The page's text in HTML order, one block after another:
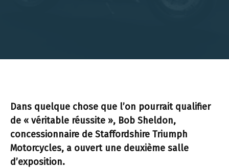
Dans quelque chose que l’on pourrait qualifier
de « véritable réussite », Bob Sheldon,
concessionnaire de Staffordshire Triumph
Motorcycles, a ouvert une deuxième salle
d’exposition.